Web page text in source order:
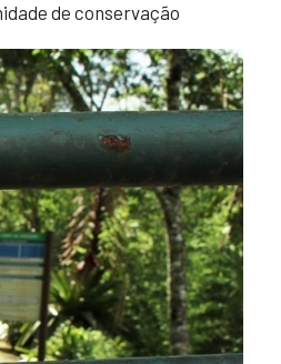
de conservação